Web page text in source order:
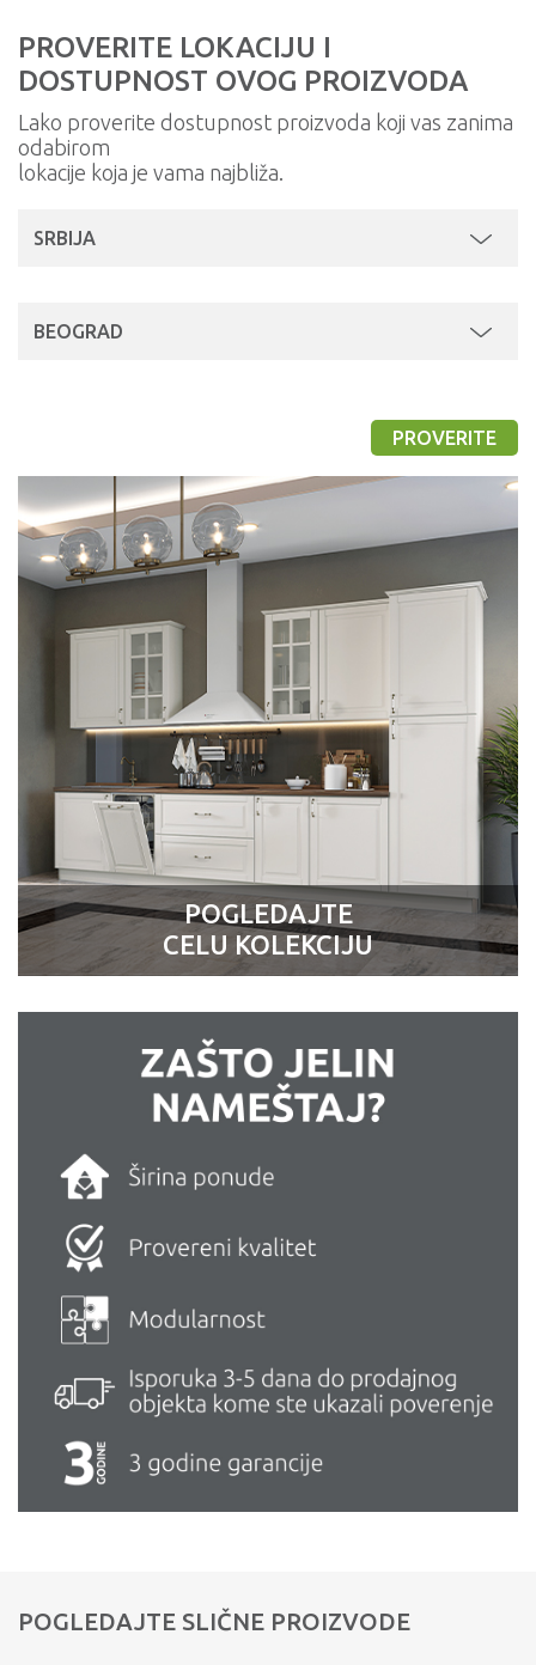
PROVERITE LOKACIJU I
DOSTUPNOST OVOG PROIZVODA
Lako proverite dostupnost proizvoda koji vas zanima
odabirom
lokacije koja je vama najbliža.
SRBIJA
BEOGRAD
PROVERITE
POGLEDAJTE
CELU KOLEKCIJU
POGLEDAJTE SLIČNE PROIZVODE